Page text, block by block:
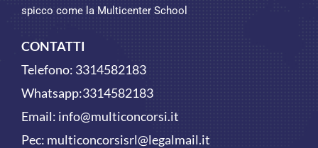
spicco come la Multicenter School
CONTATTI
Telefono: 3314582183
Whatsapp:3314582183
Email: info@multiconcorsi.it
Pec: multiconcorsisrl@legalmail.it